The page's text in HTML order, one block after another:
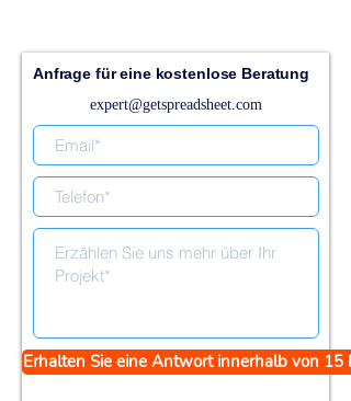
Anfrage für eine kostenlose Beratung
expert@getspreadsheet.com
Erhalten Sie eine Antwort innerhalb von 15